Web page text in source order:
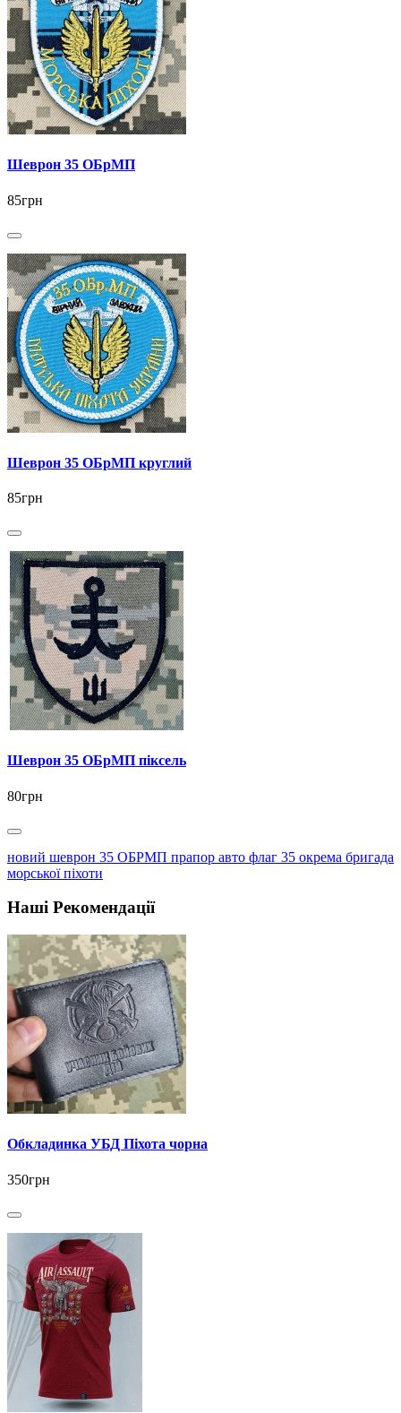
Шеврон 35 ОБрМП
85грн
Шеврон 35 ОБрМП круглий
85грн
Шеврон 35 ОБрМП піксель
80грн
новий шеврон 35 ОБРМП прапор авто флаг 35 окрема бригада
морської піхоти
Наші Рекомендації
Обкладинка УБД Піхота чорна
350грн